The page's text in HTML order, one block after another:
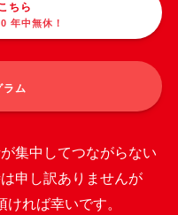
ちら
年中無休！
ラム
集中してつながらない
申し訳ありませんが
れば幸いです。